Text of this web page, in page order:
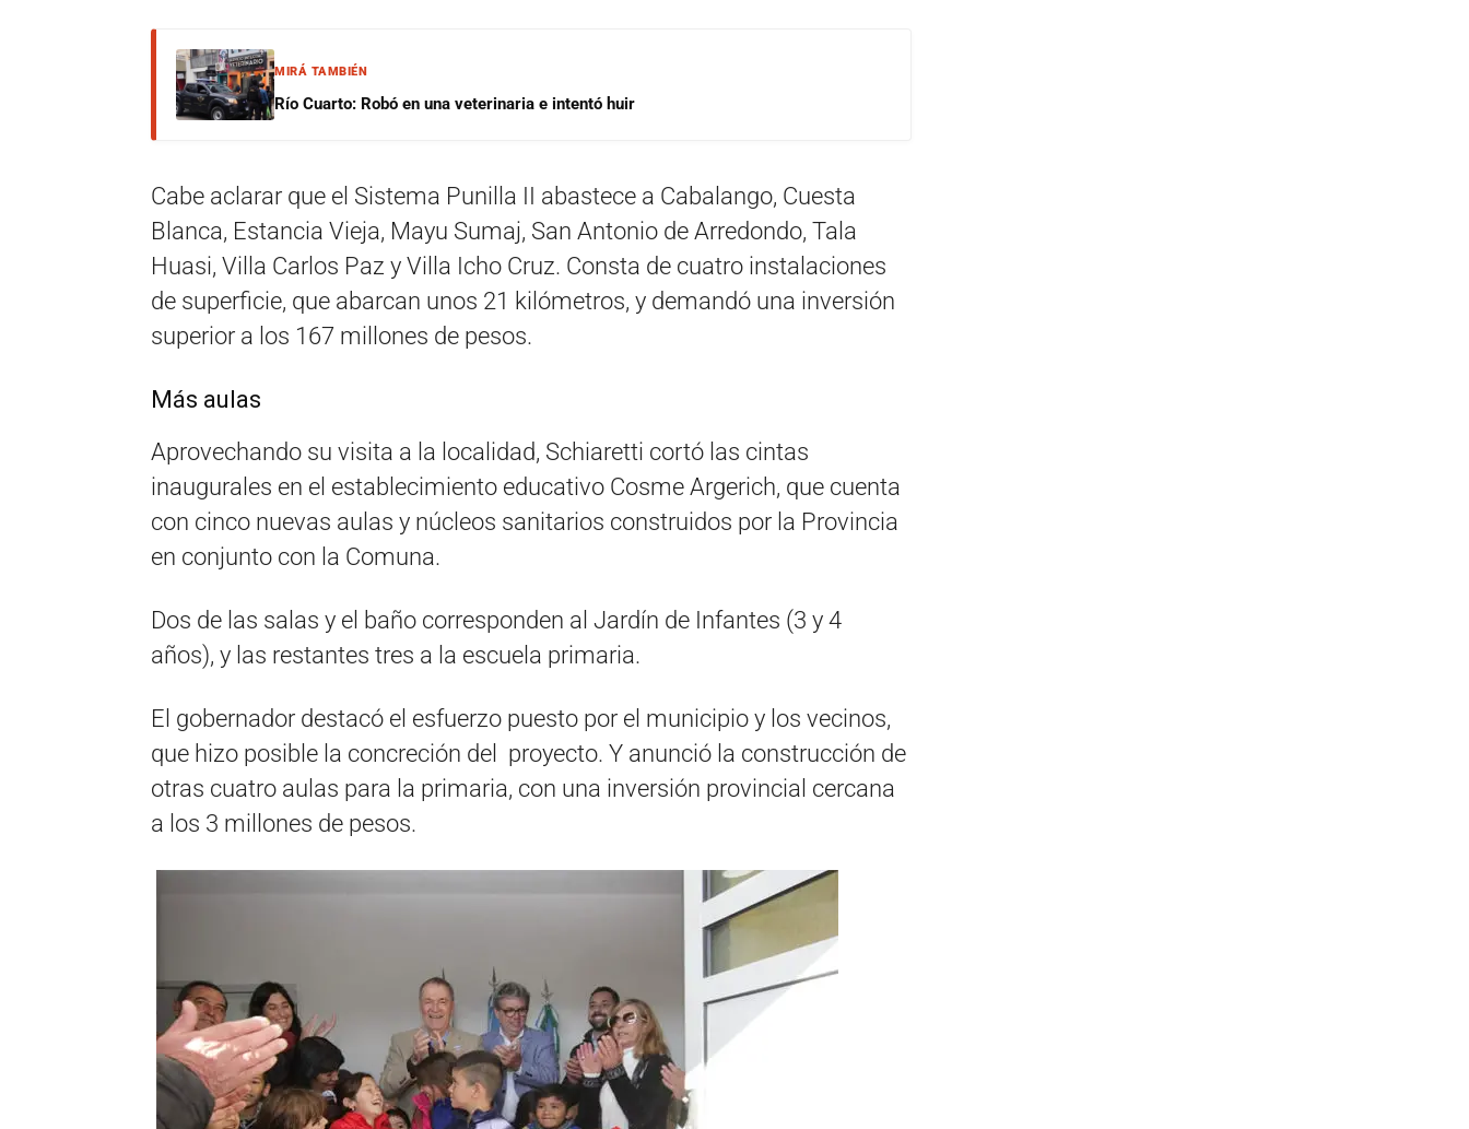
MIRÁ TAMBIÉN
Río Cuarto: Robó en una veterinaria e intentó huir
Cabe aclarar que el Sistema Punilla II abastece a Cabalango, Cuesta
Blanca, Estancia Vieja, Mayu Sumaj, San Antonio de Arredondo, Tala
Huasi, Villa Carlos Paz y Villa Icho Cruz. Consta de cuatro instalaciones
de superficie, que abarcan unos 21 kilómetros, y demandó una inversión
superior a los 167 millones de pesos.
Más aulas
Aprovechando su visita a la localidad, Schiaretti cortó las cintas
inaugurales en el establecimiento educativo Cosme Argerich, que cuenta
con cinco nuevas aulas y núcleos sanitarios construidos por la Provincia
en conjunto con la Comuna.
Dos de las salas y el baño corresponden al Jardín de Infantes (3 y 4
años), y las restantes tres a la escuela primaria.
El gobernador destacó el esfuerzo puesto por el municipio y los vecinos,
que hizo posible la concreción del proyecto. Y anunció la construcción de
otras cuatro aulas para la primaria, con una inversión provincial cercana
a los 3 millones de pesos.